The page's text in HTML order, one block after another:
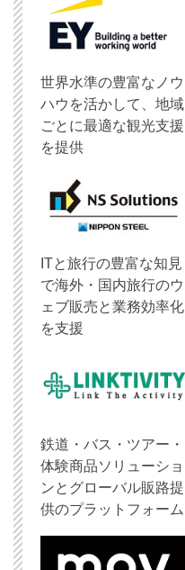
世界水準の豊富なノウ
ハウを活かして、地域
ごとに最適な観光支援
を提供
ITと旅行の豊富な知見
で海外・国内旅行のウ
ェブ販売と業務効率化
を支援
鉄道・バス・ツアー・
体験商品ソリューショ
ンとグローバル販路提
供のプラットフォーム